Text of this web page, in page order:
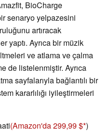
BioCharge
senaryo yelpazesini
artıracak
yaptı. Ayrıca bir müzik
ve atlama ve çalma
de listelenmiştir. Ayrıca
sayfalarıyla bağlantılı bir
kararlılığı iyileştirmeleri
(Amazon'da 299,99 $ )